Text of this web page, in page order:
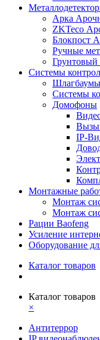
Арка
ZKTeco
Блокпост
Ручные
Грунтовый
Системы
Системы
Домофоны
IP-
Монтажные
Монтаж
Монтаж
Рации Baofeng
Усиление
Оборудование
Каталог товаров
Каталог товаров
×
Антитеррор